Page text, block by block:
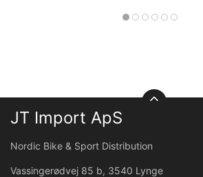
JT Import ApS
Nordic Bike & Sport Distribution
Vassingerødvej 85 b, 3540 Lynge